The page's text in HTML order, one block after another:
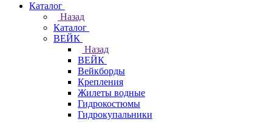
Каталог
Назад
Каталог
ВЕЙК
Назад
ВЕЙК
Вейкборды
Крепления
Жилеты водные
Гидрокостюмы
Гидрокупальники